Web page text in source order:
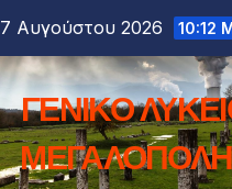
7 Αυγούστου 2026 10:12
ΓΕΝΙΚΟ